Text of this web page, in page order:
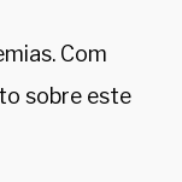
Com
sobre este